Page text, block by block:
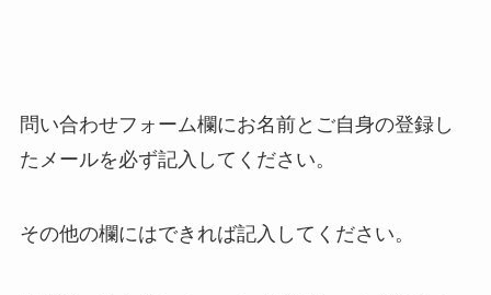
問い合わせフォーム欄にお名前とご自身の登録し
たメールを必ず記入してください。
その他の欄にはできれば記入してください。